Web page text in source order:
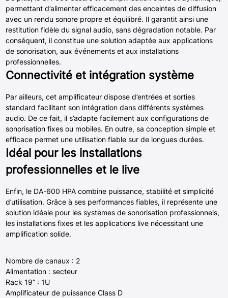
permettant d’alimenter efficacement des enceintes de diffusion
avec un rendu sonore propre et équilibré. Il garantit ainsi une
restitution fidèle du signal audio, sans dégradation notable. Par
conséquent, il constitue une solution adaptée aux applications
de sonorisation, aux événements et aux installations
professionnelles.
Connectivité et intégration système
Par ailleurs, cet amplificateur dispose d’entrées et sorties
standard facilitant son intégration dans différents systèmes
audio. De ce fait, il s’adapte facilement aux configurations de
sonorisation fixes ou mobiles. En outre, sa conception simple et
efficace permet une utilisation fiable sur de longues durées.
Idéal pour les installations
professionnelles et le live
Enfin, le DA-600 HPA combine puissance, stabilité et simplicité
d’utilisation. Grâce à ses performances fiables, il représente une
solution idéale pour les systèmes de sonorisation professionnels,
les installations fixes et les applications live nécessitant une
amplification solide.
Nombre de canaux : 2
Alimentation : secteur
Rack 19” : 1U
Amplificateur de puissance Class D